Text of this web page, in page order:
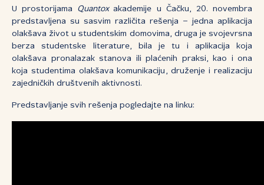
U prostorijama Quantoxakademije u Čačku, 20. novembra
predstavljena su sasvim različita rešenja – jedna aplikacija
olakšava život u studentskim domovima, druga je svojevrsna
berza studentske literature, bila je tu i aplikacija koja
olakšava pronalazak stanova ili plaćenih praksi, kao i ona
koja studentima olakšava komunikaciju, druženje i realizaciju
zajedničkih društvenih aktivnosti.
Predstavljanje svih rešenja pogledajte na linku: